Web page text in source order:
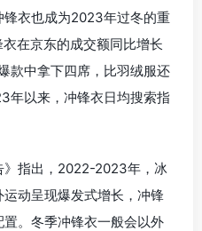
衣也成为2023年过冬的重
在京东的成交额同比增长
款中拿下四席，比羽绒服还
年以来，冲锋衣日均搜索指
》指出，2022-2023年，冰
动呈现爆发式增长，冲锋
。冬季冲锋衣一般会以外